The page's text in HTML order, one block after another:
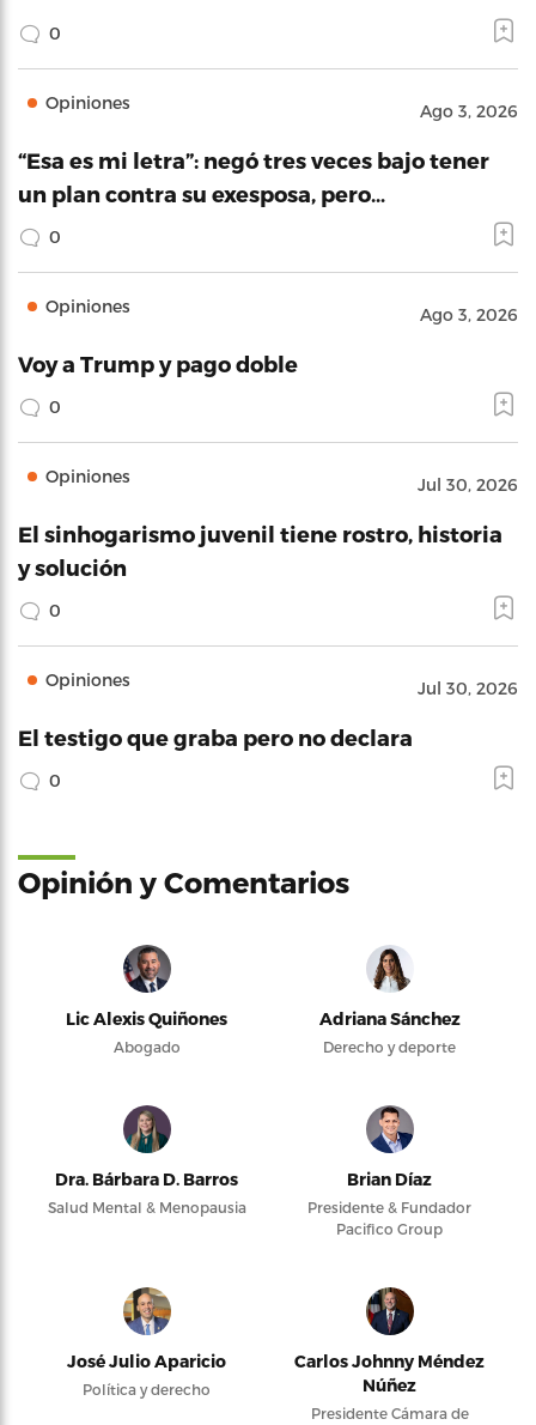
0
Opiniones Ago 3, 2026
“Esa es mi letra”: negó tres veces bajo tener
un plan contra su exesposa, pero…
0
Opiniones Ago 3, 2026
Voy a Trump y pago doble
0
Opiniones Jul 30, 2026
El sinhogarismo juvenil tiene rostro, historia
y solución
0
Opiniones Jul 30, 2026
El testigo que graba pero no declara
0
Opinión y Comentarios
Lic Alexis Quiñones
Abogado
Adriana Sánchez
Derecho y deporte
Dra. Bárbara D. Barros
Salud Mental & Menopausia
Brian Díaz
Presidente & Fundador
Pacifico Group
José Julio Aparicio
Política y derecho
Carlos Johnny Méndez
Núñez
Presidente Cámara de